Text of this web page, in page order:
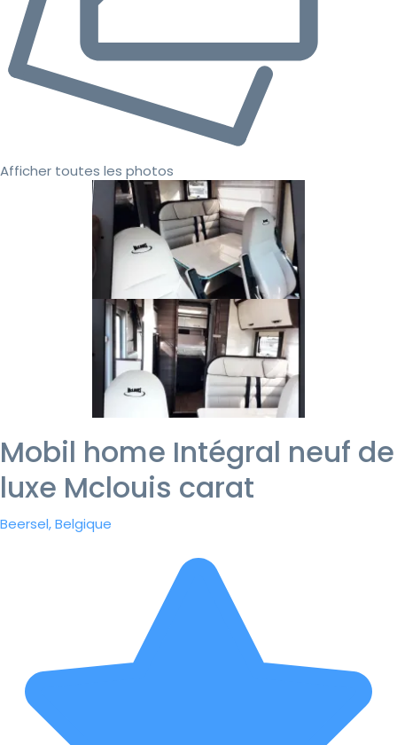
Afficher toutes les photos
Mobil home Intégral neuf de
luxe Mclouis carat
Beersel, Belgique